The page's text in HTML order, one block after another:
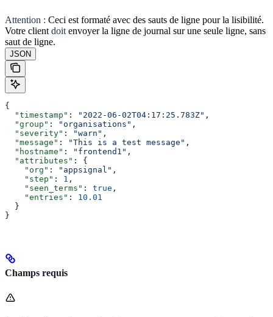
Attention : Ceci est formaté avec des sauts de ligne pour la lisibilité.
Votre client doit envoyer la ligne de journal sur une seule ligne, sans
saut de ligne.
JSON
{
  "timestamp"
: "2022-06-02T04:17:25.783Z" ,
  "group"
: "organisations" ,
  "severity"
: "warn" ,
  "message"
: "This is a test message" ,
  "hostname"
: "frontend1" ,
  "attributes"
: {
    "org"
: "appsignal" ,
    "step"
: 1 ,
    "seen_terms"
: true ,
    "entries"
: 10.01
  }
}
Champs requis